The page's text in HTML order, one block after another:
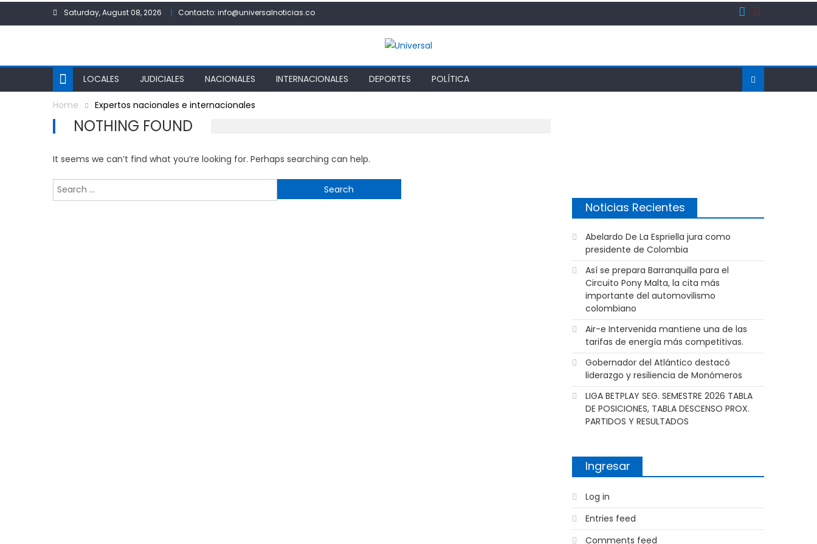
Saturday, August 08, 2026 Contacto: info@universalnoticias.co
LOCALES JUDICIALES NACIONALES INTERNACIONALES DEPORTES POLÍTICA
Home Expertos nacionales e internacionales
NOTHING FOUND
It seems we can’t find what you’re looking for. Perhaps searching can help.
for:
Noticias Recientes
Abelardo De La Espriella jura como
presidente de Colombia
Así se prepara Barranquilla para el
Circuito Pony Malta, la cita más
importante del automovilismo
colombiano
Air-e Intervenida mantiene una de las
tarifas de energía más competitivas.
Gobernador del Atlántico destacó
liderazgo y resiliencia de Monómeros
LIGA BETPLAY SEG. SEMESTRE 2026 TABLA
DE POSICIONES, TABLA DESCENSO PROX.
PARTIDOS Y RESULTADOS
Ingresar
Log in
Entries feed
Comments feed